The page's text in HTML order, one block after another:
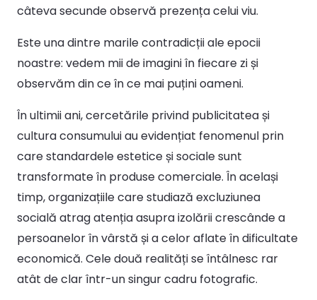
câteva secunde observă prezența celui viu.
Este una dintre marile contradicții ale epocii
noastre: vedem mii de imagini în fiecare zi și
observăm din ce în ce mai puțini oameni.
În ultimii ani, cercetările privind publicitatea și
cultura consumului au evidențiat fenomenul prin
care standardele estetice și sociale sunt
transformate în produse comerciale. În același
timp, organizațiile care studiază excluziunea
socială atrag atenția asupra izolării crescânde a
persoanelor în vârstă și a celor aflate în dificultate
economică. Cele două realități se întâlnesc rar
atât de clar într-un singur cadru fotografic.